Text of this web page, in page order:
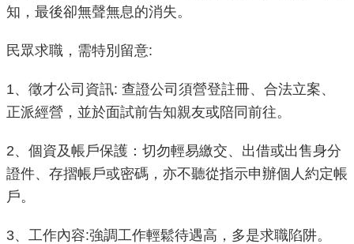
情
統
語
詞
TAIPEI
PASS
北
知，最後卻無聲無息的消失。
民眾求職，需特別留意:
1、徵才公司資訊: 查證公司須營登註冊、合法立案、
正派經營，並於面試前告知親友或陪同前往。
2、個資及帳戶保護：切勿輕易繳交、出借或出售身分
證件、存摺帳戶或密碼，亦不聽從指示申辦個人約定帳
戶。
3、工作內容:強調工作輕鬆待遇高，多是求職陷阱。